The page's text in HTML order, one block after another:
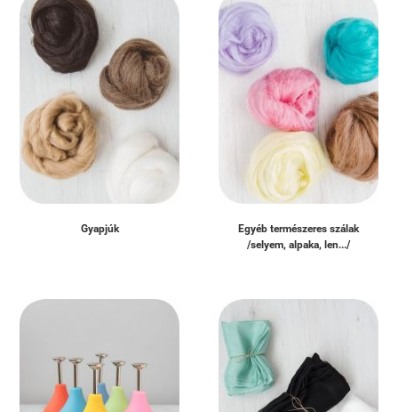
Gyapjúk
Egyéb természeres szálak
/selyem, alpaka, len.../